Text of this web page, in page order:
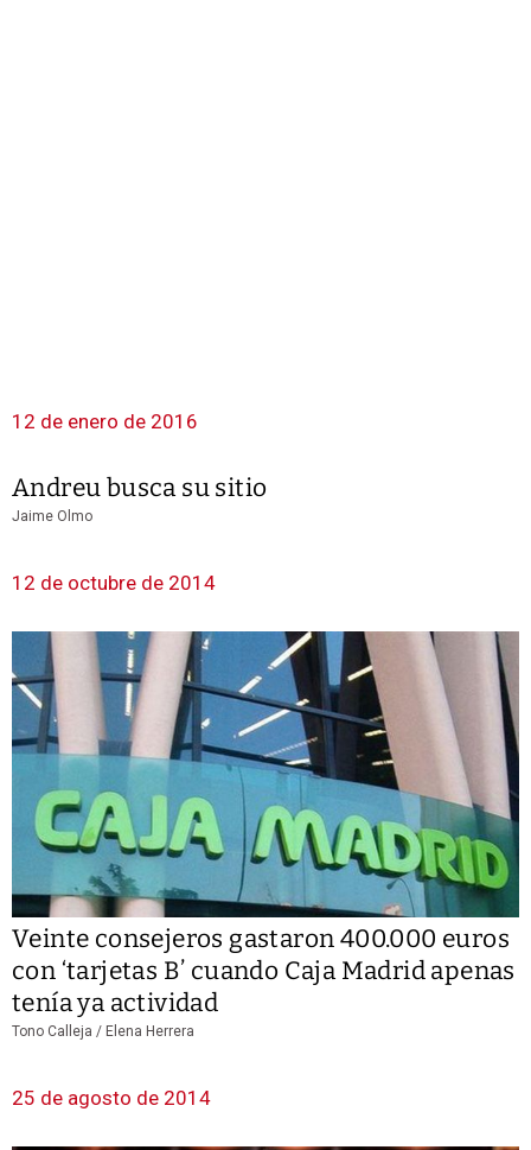
12 de enero de 2016
Andreu busca su sitio
Jaime Olmo
12 de octubre de 2014
Veinte consejeros gastaron 400.000 euros
con ‘tarjetas B’ cuando Caja Madrid apenas
tenía ya actividad
Tono Calleja / Elena Herrera
25 de agosto de 2014